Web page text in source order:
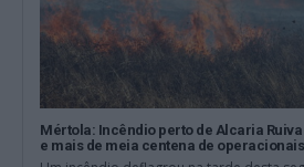
Mértola: Incêndio perto de Alcaria
e mais de meia centena de operacionais